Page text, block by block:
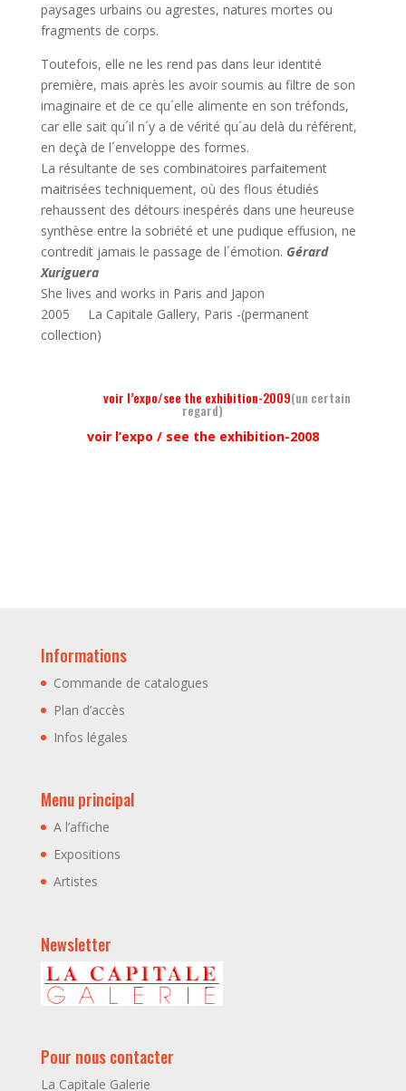
paysages urbains ou agrestes, natures mortes ou
fragments de corps.
Toutefois, elle ne les rend pas dans leur identité
première, mais après les avoir soumis au filtre de son
imaginaire et de ce qu´elle alimente en son tréfonds,
car elle sait qu´il n´y a de vérité qu´au delà du référent,
en deçà de l´enveloppe des formes.
La résultante de ses combinatoires parfaitement
maitrisées techniquement, où des flous étudiés
rehaussent des détours inespérés dans une heureuse
synthèse entre la sobriété et une pudique effusion, ne
contredit jamais le passage de l´émotion. Gérard
Xuriguera
She lives and works in Paris and Japon
2005 La Capitale Gallery, Paris -(permanent
collection)
voir l’expo/see the exhibition-2009(un certain
regard)
voir l’expo / see the exhibition-2008
Informations
Commande de catalogues
Plan d’accès
Infos légales
Menu principal
A l’affiche
Expositions
Artistes
Newsletter
Pour nous contacter
La Capitale Galerie